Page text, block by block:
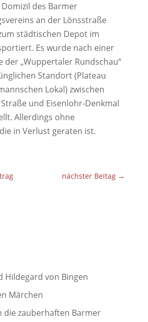
des Barmer
an der Lönsstraße
städtischen Depot im
Es wurde nach einer
der „Wuppertaler Rundschau“
Standort (Plateau
Lokal) zwischen
und Eisenlohr-Denkmal
Allerdings ohne
in Verlust geraten ist.
nächster Beitag →
Hildegard von Bingen
Märchen
die zauberhaften Barmer